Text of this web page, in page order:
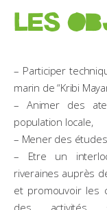
LES
– Participer
marin de “Kribi
– Animer des
population locale,
– Mener des
– Etre un
riveraines auprès
et promouvoir les
des activités